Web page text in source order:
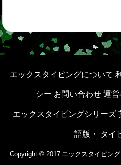
エックスタイピングについて
シー お問い合わせ 運営
エックスタイピングシリーズ
語版 ・ タイ
Copyright © 2017 エックスタイピン